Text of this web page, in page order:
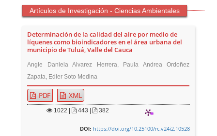
Artículos de Investigación - Ciencias Ambientales
Determinación de la calidad del aire por medio de
líquenes como bioindicadores en el área urbana del
municipio de Tuluá, Valle del Cauca
Angie Daniela Alvarez Herrera, Paula Andrea Ordoñez
Zapata, Edier Soto Medina
PDF XML
1022 443 | 382
DOI: https://doi.org/10.25100/rc.v24i2.10528